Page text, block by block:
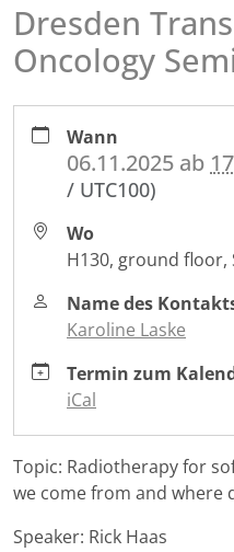
Dresden
Oncology
dresden.de/de/das-
nctucc-
dresden/veranstaltungen/
translational-
oncology-
Dresden
Oncology
Seminar
2025-
11-
06T17:00:00+01:00
11-
Wann
06.11.2025 ab
/ UTC100)
Wo
H130, ground floor,
Name des
Karoline Laske
Termin zum
iCal
Topic: Radiotherapy for
we come from and where
Speaker: Rick Haas